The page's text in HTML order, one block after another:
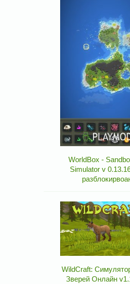
WorldBox -
Simulator v
WildCraft:
Зверей Онлайн